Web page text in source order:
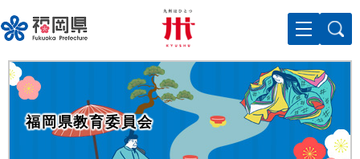
ー
ジ
の
先
メニューを飛ばして本文へ
福岡県教育委員会